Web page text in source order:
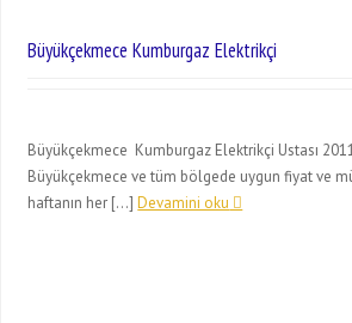
Büyükçekmece Kumburgaz Elektrikçi
Büyükçekmece Kumburgaz Elektrikçi Ustası
Büyükçekmece ve tüm bölgede uygun fiyat ve
haftanın her […]Devamini oku